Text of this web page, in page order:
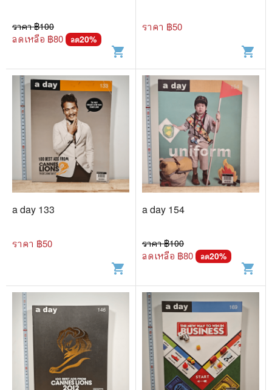
ราคา ฿100
ลดเหลือ ฿80 ลด20%
shopping_cart
ราคา ฿50
shopping_cart
a day 133
ราคา ฿50
shopping_cart
a day 154
ราคา ฿100
ลดเหลือ ฿80 ลด20%
shopping_cart